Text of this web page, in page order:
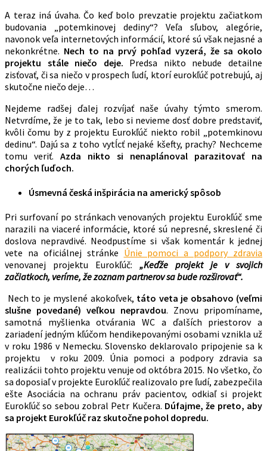
A teraz iná úvaha. Čo keď bolo prevzatie projektu začiatkom
budovania „potemkinovej dediny“? Veľa sľubov, alegórie,
navonok veľa internetových informácií, ktoré sú však nejasné a
nekonkrétne. Nech to na prvý pohľad vyzerá, že sa okolo
projektu stále niečo deje. Predsa nikto nebude detailne
zisťovať, či sa niečo v prospech ľudí, ktorí eurokľúč potrebujú, aj
skutočne niečo deje…
Nejdeme radšej ďalej rozvíjať naše úvahy týmto smerom.
Netvrdíme, že je to tak, lebo si nevieme dosť dobre predstaviť,
kvôli čomu by z projektu Eurokľúč niekto robil „potemkinovu
dedinu“. Dajú sa z toho vytĺcť nejaké kšefty, prachy? Nechceme
tomu veriť. Azda nikto si nenaplánoval parazitovať na
chorých ľuďoch.
Úsmevná česká inšpirácia na americký spôsob
Pri surfovaní po stránkach venovaných projektu Eurokľúč sme
narazili na viaceré informácie, ktoré sú nepresné, skreslené či
doslova nepravdivé. Neodpustíme si však komentár k jednej
vete na oficiálnej stránke Únie pomoci a podpory zdravia
venovanej projektu Eurokľúč: „Keďže projekt je v svojich
začiatkoch, veríme, že zoznam partnerov sa bude rozširovať“.
Nech to je myslené akokoľvek, táto veta je obsahovo (veľmi
slušne povedané) veľkou nepravdou. Znovu pripomíname,
samotná myšlienka otvárania WC a ďalších priestorov a
zariadení jedným kľúčom hendikepovanými osobami vznikla už
v roku 1986 v Nemecku. Slovensko deklarovalo pripojenie sa k
projektu v roku 2009. Únia pomoci a podpory zdravia sa
realizácii tohto projektu venuje od októbra 2015. No všetko, čo
sa doposiaľ v projekte Eurokľúč realizovalo pre ľudí, zabezpečila
ešte Asociácia na ochranu práv pacientov, odkiaľ si projekt
Eurokľúč so sebou zobral Petr Kučera. Dúfajme, že preto, aby
sa projekt Eurokľúč raz skutočne pohol dopredu.